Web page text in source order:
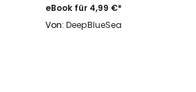
Bewert
et mit
von 5,
basier
173
eBook für 4,99 €*
Von:DeepBlueSea